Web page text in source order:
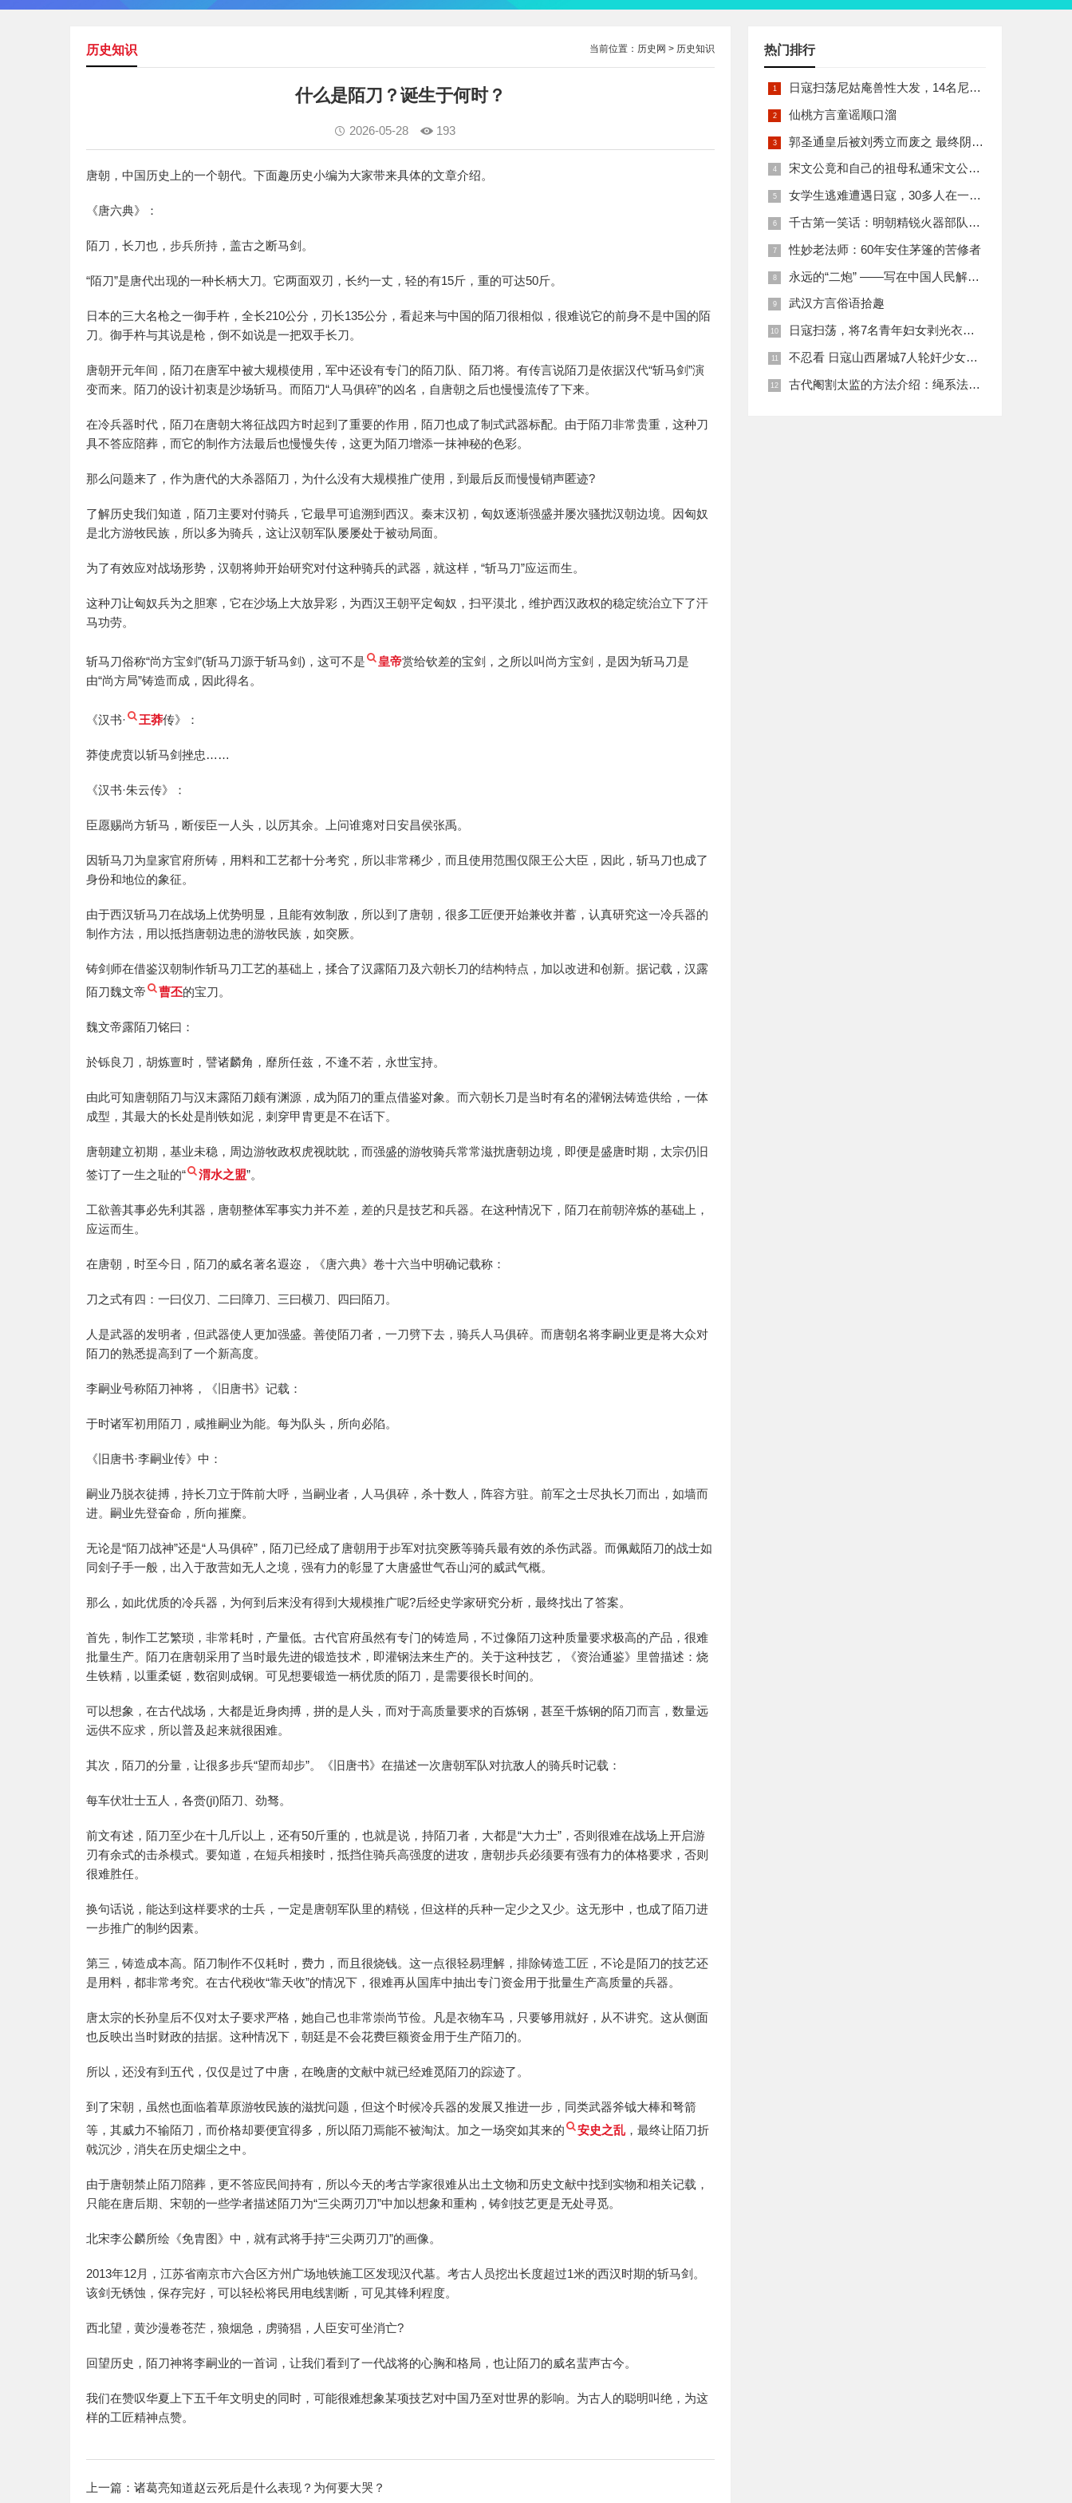
当前位置： 历史网 > 历史知识
历史知识
什么是陌刀？诞生于何时？
2026-05-28 193
唐朝，中国历史上的一个朝代。下面趣历史小编为大家带来具体的文章介绍。
《唐六典》：
陌刀，长刀也，步兵所持，盖古之断马剑。
“陌刀”是唐代出现的一种长柄大刀。它两面双刃，长约一丈，轻的有15斤，重的可达50斤。
日本的三大名枪之一御手杵，全长210公分，刃长135公分，看起来与中国的陌刀很相似，很难说它的前身不是中国的陌
刀。御手杵与其说是枪，倒不如说是一把双手长刀。
唐朝开元年间，陌刀在唐军中被大规模使用，军中还设有专门的陌刀队、陌刀将。有传言说陌刀是依据汉代“斩马剑”演
变而来。陌刀的设计初衷是沙场斩马。而陌刀“人马俱碎”的凶名，自唐朝之后也慢慢流传了下来。
在冷兵器时代，陌刀在唐朝大将征战四方时起到了重要的作用，陌刀也成了制式武器标配。由于陌刀非常贵重，这种刀
具不答应陪葬，而它的制作方法最后也慢慢失传，这更为陌刀增添一抹神秘的色彩。
那么问题来了，作为唐代的大杀器陌刀，为什么没有大规模推广使用，到最后反而慢慢销声匿迹?
了解历史我们知道，陌刀主要对付骑兵，它最早可追溯到西汉。秦末汉初，匈奴逐渐强盛并屡次骚扰汉朝边境。因匈奴
是北方游牧民族，所以多为骑兵，这让汉朝军队屡屡处于被动局面。
为了有效应对战场形势，汉朝将帅开始研究对付这种骑兵的武器，就这样，“斩马刀”应运而生。
这种刀让匈奴兵为之胆寒，它在沙场上大放异彩，为西汉王朝平定匈奴，扫平漠北，维护西汉政权的稳定统治立下了汗
马功劳。
斩马刀俗称“尚方宝剑”(斩马刀源于斩马剑)，这可不是 皇帝赏给钦差的宝剑，之所以叫尚方宝剑，是因为斩马刀是
由“尚方局”铸造而成，因此得名。
《汉书· 王莽传》：
莽使虎贲以斩马剑挫忠……
《汉书·朱云传》：
臣愿赐尚方斩马，断佞臣一人头，以厉其余。上问谁瘪对日安昌侯张禹。
因斩马刀为皇家官府所铸，用料和工艺都十分考究，所以非常稀少，而且使用范围仅限王公大臣，因此，斩马刀也成了
身份和地位的象征。
由于西汉斩马刀在战场上优势明显，且能有效制敌，所以到了唐朝，很多工匠便开始兼收并蓄，认真研究这一冷兵器的
制作方法，用以抵挡唐朝边患的游牧民族，如突厥。
铸剑师在借鉴汉朝制作斩马刀工艺的基础上，揉合了汉露陌刀及六朝长刀的结构特点，加以改进和创新。据记载，汉露
陌刀魏文帝
曹丕的宝刀。
魏文帝露陌刀铭曰：
於铄良刀，胡炼亶时，譬诸麟角，靡所任兹，不逢不若，永世宝持。
由此可知唐朝陌刀与汉末露陌刀颇有渊源，成为陌刀的重点借鉴对象。而六朝长刀是当时有名的灌钢法铸造供给，一体
成型，其最大的长处是削铁如泥，刺穿甲胄更是不在话下。
唐朝建立初期，基业未稳，周边游牧政权虎视眈眈，而强盛的游牧骑兵常常滋扰唐朝边境，即便是盛唐时期，太宗仍旧
签订了一生之耻的“
渭水之盟”。
工欲善其事必先利其器，唐朝整体军事实力并不差，差的只是技艺和兵器。在这种情况下，陌刀在前朝淬炼的基础上，
应运而生。
在唐朝，时至今日，陌刀的威名著名遐迩，《唐六典》卷十六当中明确记载称：
刀之式有四：一曰仪刀、二曰障刀、三曰横刀、四曰陌刀。
人是武器的发明者，但武器使人更加强盛。善使陌刀者，一刀劈下去，骑兵人马俱碎。而唐朝名将李嗣业更是将大众对
陌刀的熟悉提高到了一个新高度。
李嗣业号称陌刀神将，《旧唐书》记载：
于时诸军初用陌刀，咸推嗣业为能。每为队头，所向必陷。
《旧唐书·李嗣业传》中：
嗣业乃脱衣徒搏，持长刀立于阵前大呼，当嗣业者，人马俱碎，杀十数人，阵容方驻。前军之士尽执长刀而出，如墙而
进。嗣业先登奋命，所向摧糜。
无论是“陌刀战神”还是“人马俱碎”，陌刀已经成了唐朝用于步军对抗突厥等骑兵最有效的杀伤武器。而佩戴陌刀的战士如
同刽子手一般，出入于敌营如无人之境，强有力的彰显了大唐盛世气吞山河的威武气概。
那么，如此优质的冷兵器，为何到后来没有得到大规模推广呢?后经史学家研究分析，最终找出了答案。
首先，制作工艺繁琐，非常耗时，产量低。古代官府虽然有专门的铸造局，不过像陌刀这种质量要求极高的产品，很难
批量生产。陌刀在唐朝采用了当时最先进的锻造技术，即灌钢法来生产的。关于这种技艺，《资治通鉴》里曾描述：烧
生铁精，以重柔铤，数宿则成钢。可见想要锻造一柄优质的陌刀，是需要很长时间的。
可以想象，在古代战场，大都是近身肉搏，拼的是人头，而对于高质量要求的百炼钢，甚至千炼钢的陌刀而言，数量远
远供不应求，所以普及起来就很困难。
其次，陌刀的分量，让很多步兵“望而却步”。《旧唐书》在描述一次唐朝军队对抗敌人的骑兵时记载：
每车伏壮士五人，各赍(jī)陌刀、劲驽。
前文有述，陌刀至少在十几斤以上，还有50斤重的，也就是说，持陌刀者，大都是“大力士”，否则很难在战场上开启游
刃有余式的击杀模式。要知道，在短兵相接时，抵挡住骑兵高强度的进攻，唐朝步兵必须要有强有力的体格要求，否则
很难胜任。
换句话说，能达到这样要求的士兵，一定是唐朝军队里的精锐，但这样的兵种一定少之又少。这无形中，也成了陌刀进
一步推广的制约因素。
第三，铸造成本高。陌刀制作不仅耗时，费力，而且很烧钱。这一点很轻易理解，排除铸造工匠，不论是陌刀的技艺还
是用料，都非常考究。在古代税收“靠天收”的情况下，很难再从国库中抽出专门资金用于批量生产高质量的兵器。
唐太宗的长孙皇后不仅对太子要求严格，她自己也非常崇尚节俭。凡是衣物车马，只要够用就好，从不讲究。这从侧面
也反映出当时财政的拮据。这种情况下，朝廷是不会花费巨额资金用于生产陌刀的。
所以，还没有到五代，仅仅是过了中唐，在晚唐的文献中就已经难觅陌刀的踪迹了。
到了宋朝，虽然也面临着草原游牧民族的滋扰问题，但这个时候冷兵器的发展又推进一步，同类武器斧钺大棒和弩箭
等，其威力不输陌刀，而价格却要便宜得多，所以陌刀焉能不被淘汰。加之一场突如其来的
安史之乱 ，最终让陌刀折
戟沉沙，消失在历史烟尘之中。
由于唐朝禁止陌刀陪葬，更不答应民间持有，所以今天的考古学家很难从出土文物和历史文献中找到实物和相关记载，
只能在唐后期、宋朝的一些学者描述陌刀为“三尖两刃刀”中加以想象和重构，铸剑技艺更是无处寻觅。
北宋李公麟所绘《免胄图》中，就有武将手持“三尖两刃刀”的画像。
2013年12月，江苏省南京市六合区方州广场地铁施工区发现汉代墓。考古人员挖出长度超过1米的西汉时期的斩马剑。
该剑无锈蚀，保存完好，可以轻松将民用电线割断，可见其锋利程度。
西北望，黄沙漫卷苍茫，狼烟急，虏骑猖，人臣安可坐消亡?
回望历史，陌刀神将李嗣业的一首词，让我们看到了一代战将的心胸和格局，也让陌刀的威名蜚声古今。
我们在赞叹华夏上下五千年文明史的同时，可能很难想象某项技艺对中国乃至对世界的影响。为古人的聪明叫绝，为这
样的工匠精神点赞。
上一篇： 诸葛亮知道赵云死后是什么表现？为何要大哭？
热门排行
日寇扫荡尼姑庵兽性大发，14名尼姑遭玷污后集体自焚
仙桃方言童谣顺口溜
郭圣通皇后被刘秀立而废之 最终阴丽华当上了皇后 那么她的五个儿子有何结局
宋文公竟和自己的祖母私通宋文公是如何死的
女学生逃难遭遇日寇，30多人在一所小校里被集体奸淫
千古第一笑话：明朝精锐火器部队亡于一只'鸡'
性妙老法师：60年安住茅篷的苦修者
永远的“二炮” ——写在中国人民解放军火箭军组建之际
武汉方言俗语拾趣
日寇扫荡，将7名青年妇女剥光衣裤在庙前糟蹋
不忍看 日寇山西屠城7人轮奸少女后揪双腿活活分尸
古代阉割太监的方法介绍：绳系法与揉捏法